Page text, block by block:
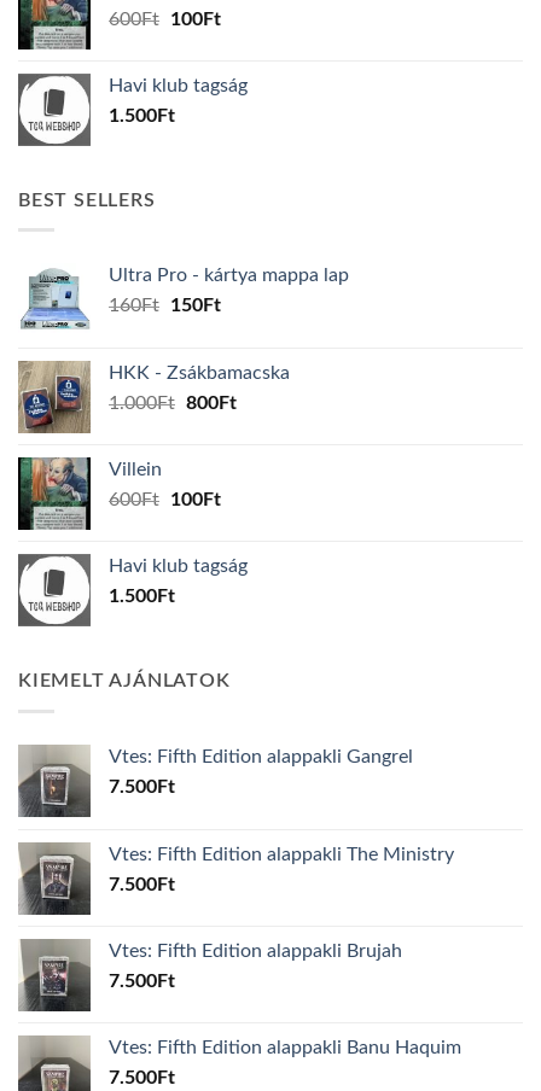
600Ft
Original
600Ft.
100FtCurrent
100Ft.
Havi klub tagság
1.500Ft
BEST SELLERS
Ultra Pro - kártya mappa lap
160Ft
Original
160Ft.
150FtCurrent
150Ft.
HKK - Zsákbamacska
1.000Ft Original
800FtCurrent
Villein
600Ft
Original
600Ft.
100FtCurrent
100Ft.
Havi klub tagság
1.500Ft
KIEMELT AJÁNLATOK
Vtes: Fifth Edition alappakli Gangrel
7.500Ft
Vtes: Fifth Edition alappakli The Ministry
7.500Ft
Vtes: Fifth Edition alappakli Brujah
7.500Ft
Vtes: Fifth Edition alappakli Banu Haquim
7.500Ft